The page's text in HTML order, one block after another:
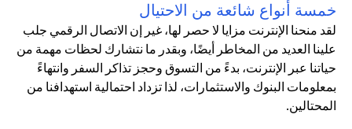
خمسة أنواع شائعة من الاحتيال
لقد منحنا الإنترنت مزايا لا حصر لها، غير إن الاتصال الرقمي جلب
علينا العديد من المخاطر أيضًا، وبقدر ما نتشارك لحظات مهمة من
حياتنا عبر الإنترنت، بدءً من التسوق وحجز تذاكر السفر وانتهاءً
بمعلومات البنوك والاستثمارات، لذا تزداد احتمالية استهدافنا من
المحتالين.